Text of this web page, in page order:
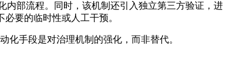
内部流程。同时，该机制还引入独立第三方验证，进
要的临时性或人工干预。
化手段是对治理机制的强化，而非替代。